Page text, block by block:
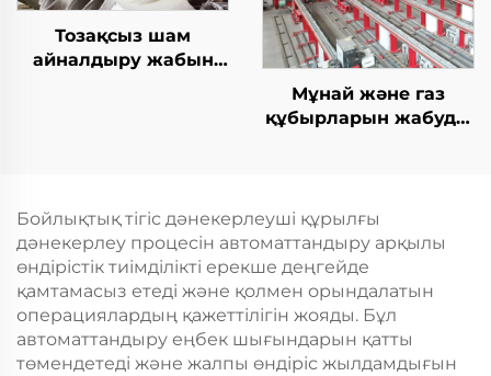
Тозақсыз шам
айналдыру жабын
Мұнай және газ
құбырларын жабуды
Бойлықтық тігіс дәнекерлеуші құрылғы
дәнекерлеу процесін автоматтандыру арқылы
өндірістік тиімділікті ерекше деңгейде
қамтамасыз етеді және қолмен орындалатын
операциялардың қажеттілігін жояды. Бұл
автоматтандыру еңбек шығындарын қатты
төмендетеді және жалпы өндіріс жылдамдығын